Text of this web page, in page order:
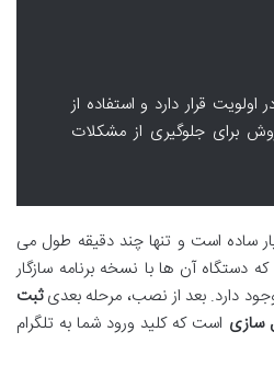
اولویت قرار دارد و استفاده از
برای جلوگیری از مشکلات
ساده است و تنها چند دقیقه طول می
دستگاه آن ها با نسخه برنامه سازگار
دارد. بعد از نصب، مرحله بعدیثبت
سازی است که کلید ورود شما به تلگرام